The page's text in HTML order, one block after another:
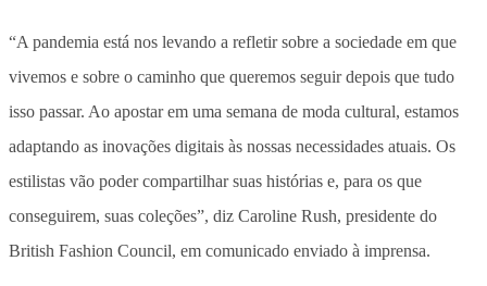
“A pandemia está nos levando a refletir sobre a sociedade em que
vivemos e sobre o caminho que queremos seguir depois que tudo
isso passar. Ao apostar em uma semana de moda cultural, estamos
adaptando as inovações digitais às nossas necessidades atuais. Os
estilistas vão poder compartilhar suas histórias e, para os que
conseguirem, suas coleções”, diz Caroline Rush, presidente do
British Fashion Council, em comunicado enviado à imprensa.